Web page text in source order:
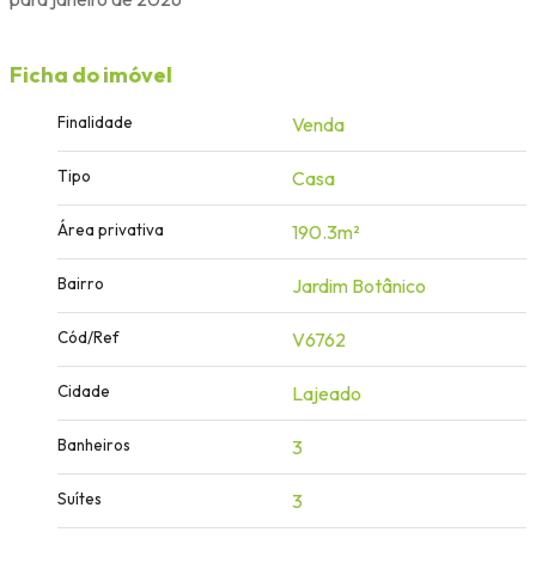
Ficha do imóvel
Finalidade Venda
Tipo Casa
Área privativa 190.3m²
Bairro Jardim Botânico
Cód/Ref V6762
Cidade Lajeado
Banheiros 3
Suítes 3